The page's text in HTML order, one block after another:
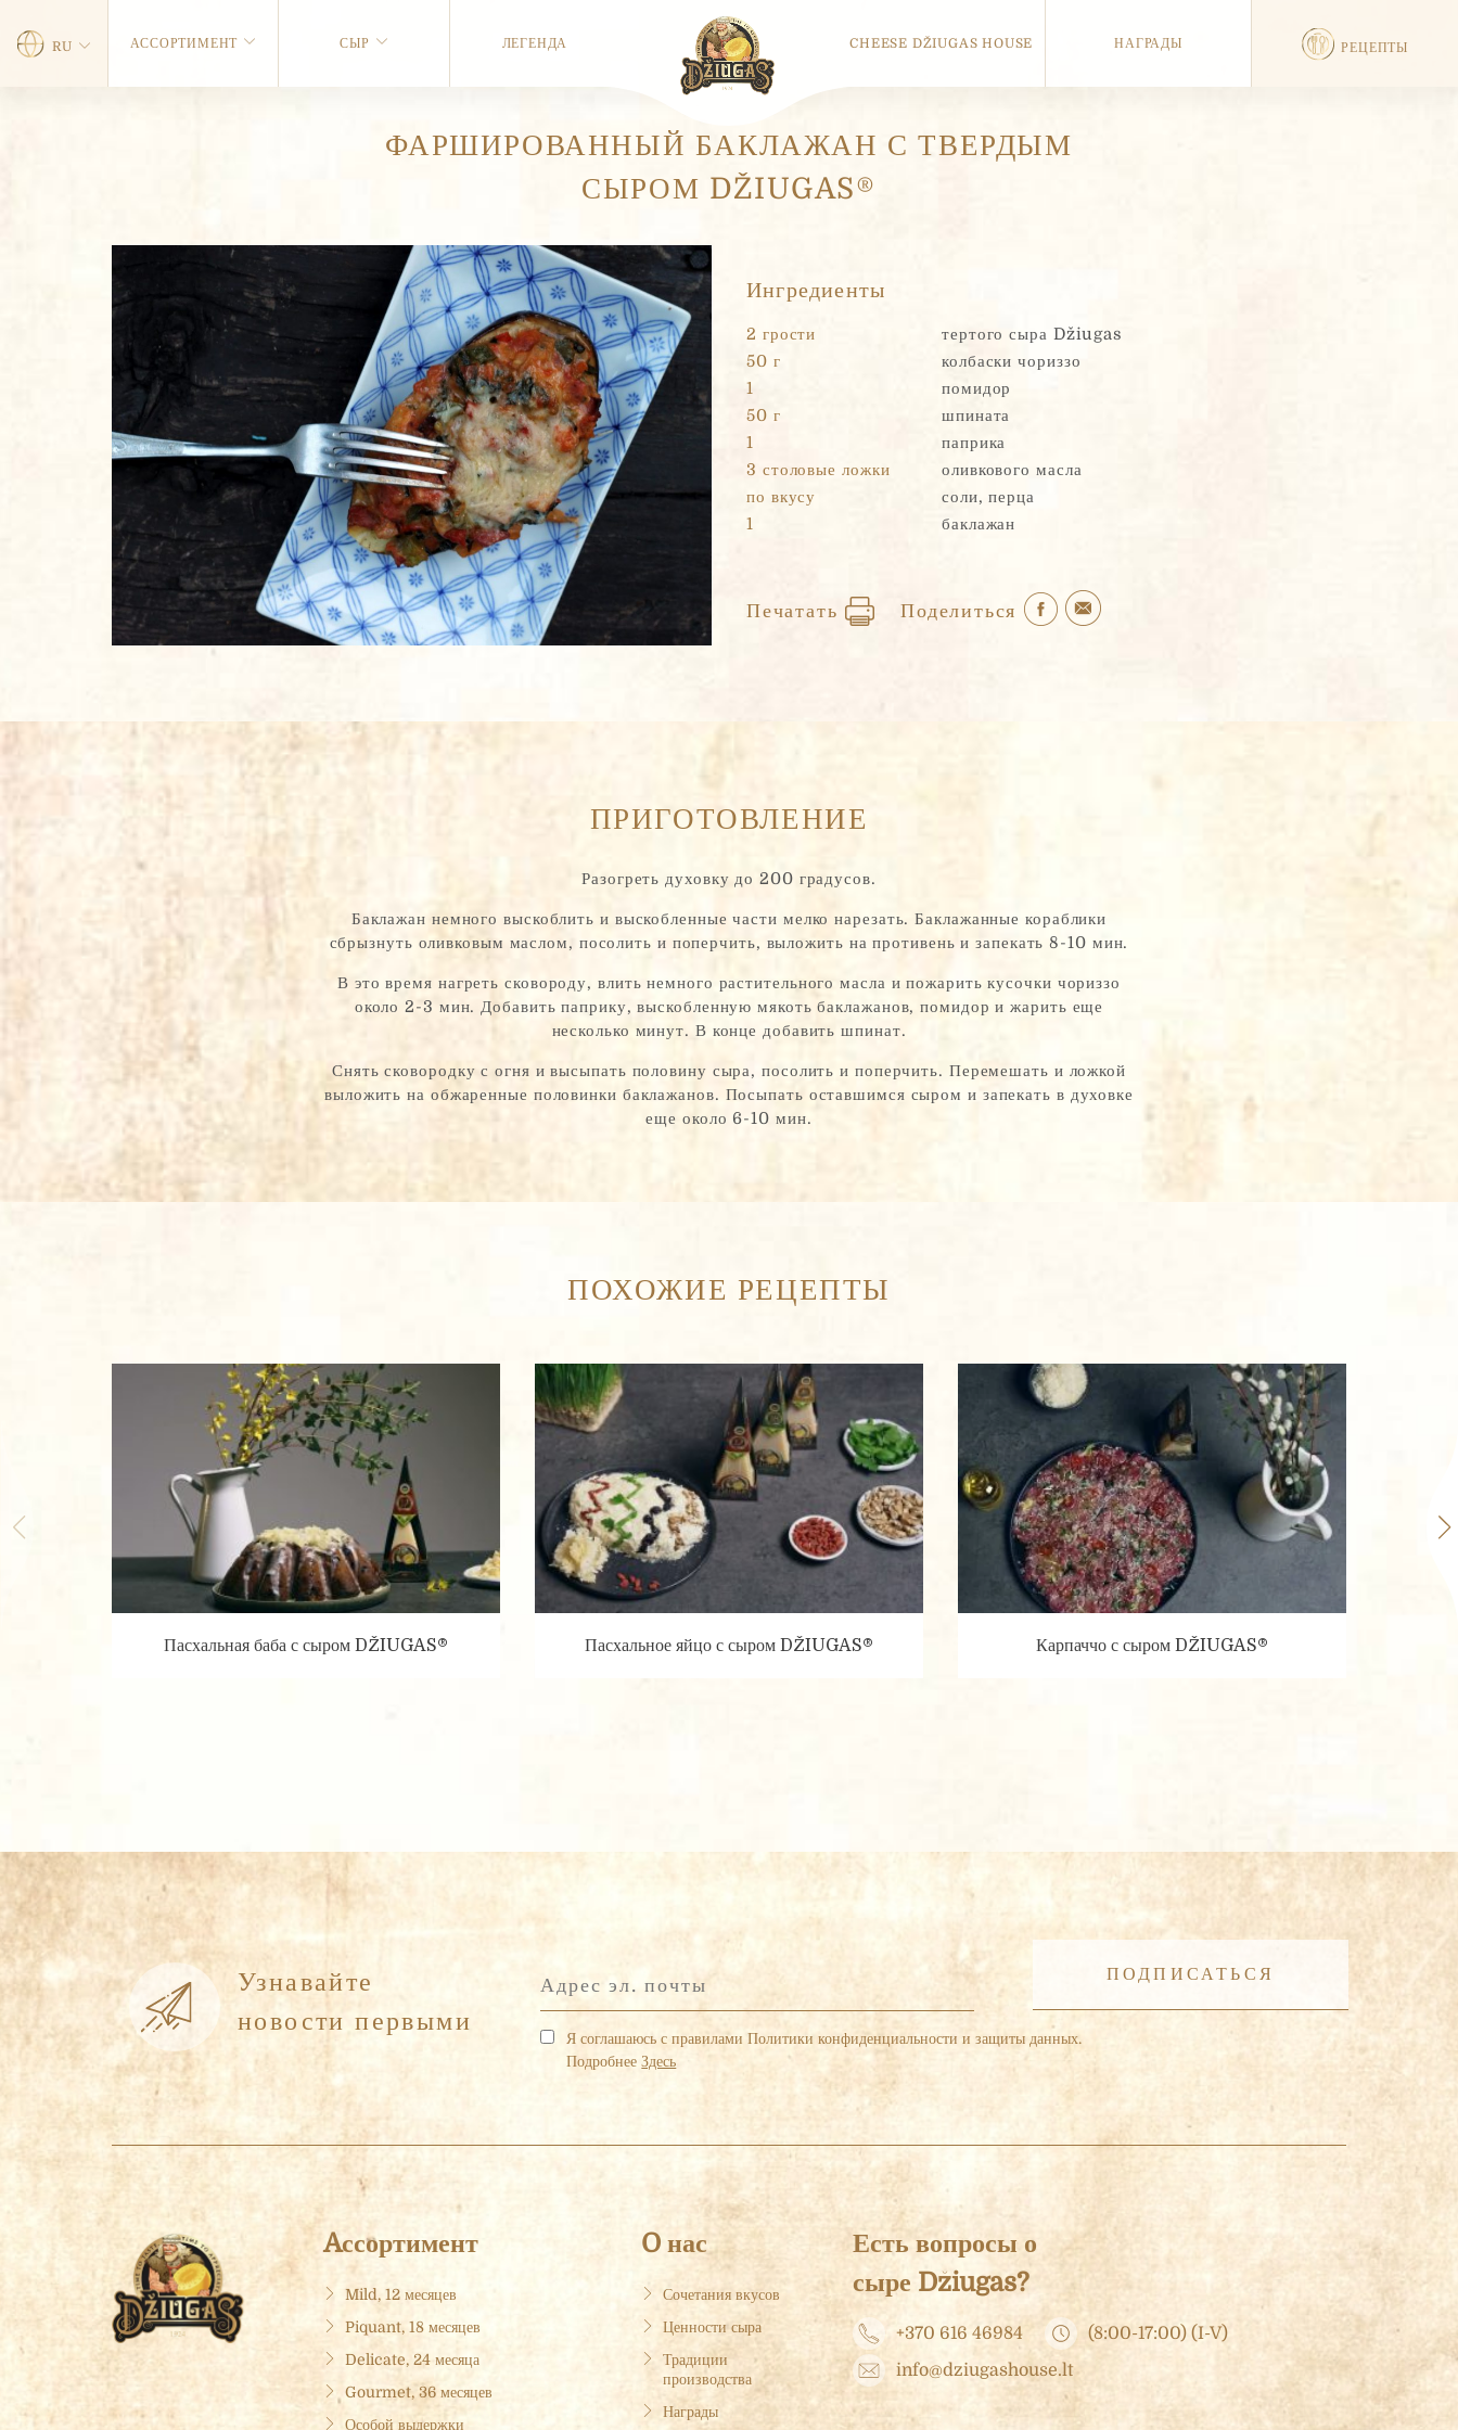
RU АССОРТИМЕНТ СЫР ЛЕГЕНДА CHEESE DŽIUGAS HOUSE НАГРАДЫ РЕЦЕПТЫ
ФАРШИРОВАННЫЙ БАКЛАЖАН С ТВЕРДЫМ
СЫРОМ DŽIUGAS®
Ингредиенты
2 грости
тертого сыра Džiugas
50 г
колбаски чориззо
1
помидор
50 г
шпината
1
паприка
3 столовые ложки
оливкового масла
по вкусу
соли, перца
1
баклажан
Печатать Поделиться
ПРИГОТОВЛЕНИЕ
Разогреть духовку до 200 градусов.
Баклажан немного выскоблить и выскобленные части мелко нарезать. Баклажанные кораблики
сбрызнуть оливковым маслом, посолить и поперчить, выложить на противень и запекать 8-10 мин.
В это время нагреть сковороду, влить немного растительного масла и пожарить кусочки чориззо
около 2-3 мин. Добавить паприку, выскобленную мякоть баклажанов, помидор и жарить еще
несколько минут. В конце добавить шпинат.
Снять сковородку с огня и высыпать половину сыра, посолить и поперчить. Перемешать и ложкой
выложить на обжаренные половинки баклажанов. Посыпать оставшимся сыром и запекать в духовке
еще около 6-10 мин.
ПОХОЖИЕ РЕЦЕПТЫ
Пасхальная баба с сыром DŽIUGAS® Пасхальное яйцо с сыром DŽIUGAS® Карпаччо с сыром DŽIUGAS®
Узнавайте
новости первыми
Я соглашаюсь с правилами Политики конфиденциальности и защиты данных.
ПодробнееЗдесь
Aссортимент
Mild, 12 месяцев
Piquant, 18 месяцев
Delicate, 24 месяца
Gourmet, 36 месяцев
Особой выдержки
O нас
Сочетания вкусов
Ценности сыра
Традиции
производства
Награды
Есть вопросы о
сыре Džiugas?
+370 616 46984
(8:00-17:00) (I-V)
info@dziugashouse.lt
Сообщение
Персональные данные собираются и обрабатываются с целью определения Ваших потребностей и представления наилучшего